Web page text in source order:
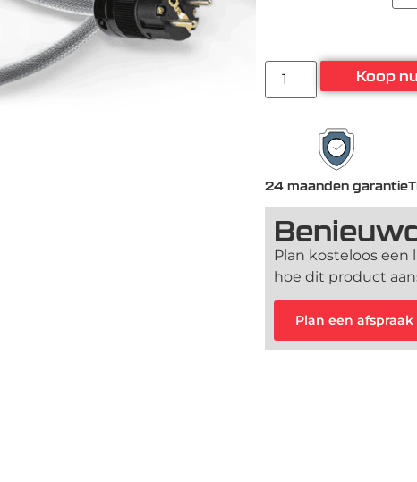
Koop nu
24 maanden garantie
Plan kosteloos een
hoe dit product
Plan een afspraak